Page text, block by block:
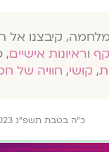
קיבצנו אל
וראיונות אישיים,
, קושי, חוויה של
כ״ה בטבת תשפ״ג 18.1.2023